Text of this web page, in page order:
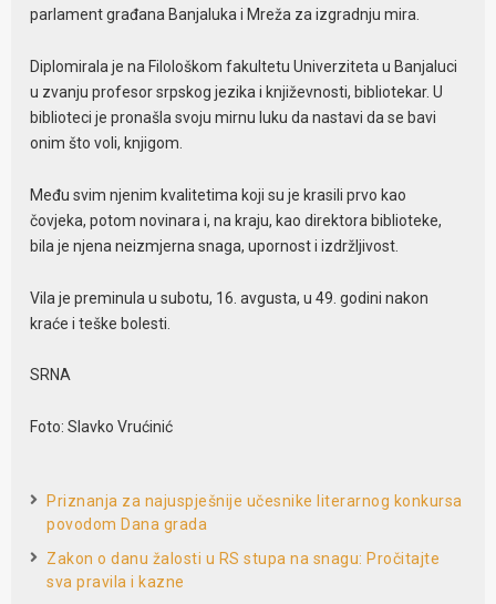
parlament građana Banjaluka i Mreža za izgradnju mira.
Diplomirala je na Filološkom fakultetu Univerziteta u Banjaluci
u zvanju profesor srpskog jezika i književnosti, bibliotekar. U
biblioteci je pronašla svoju mirnu luku da nastavi da se bavi
onim što voli, knjigom.
Među svim njenim kvalitetima koji su je krasili prvo kao
čovjeka, potom novinara i, na kraju, kao direktora biblioteke,
bila je njena neizmjerna snaga, upornost i izdržljivost.
Vila je preminula u subotu, 16. avgusta, u 49. godini nakon
kraće i teške bolesti.
SRNA
Foto: Slavko Vrućinić
Priznanja za najuspješnije učesnike literarnog konkursa
povodom Dana grada
Zakon o danu žalosti u RS stupa na snagu: Pročitajte
sva pravila i kazne